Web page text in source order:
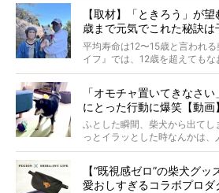
【取材】「ときろう」が
歳まで元気でこれた秘訣
#38ときろう
平均寿命は12〜15歳と言われ
イフ』では、12歳を超えても
意を込めて“レジェンド柴”と呼
ォーカスし、その元気の秘訣
だと思うことを、オーナーさん
回登場してくれたのは、17歳
ら食が細かったため、何でも
「オモチャ置いてきなさ
にとった行動に爆笑【動画】
ふとした瞬間、柴犬から出てし
っとイラッとした時なんかは
いように見えます。もしかし
【“既視感ゼロ”の柴犬グ
愛おしすぎるコラボプロダ